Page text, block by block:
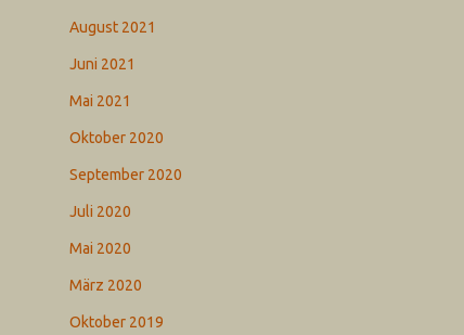
August 2021
Juni 2021
Mai 2021
Oktober 2020
September 2020
Juli 2020
Mai 2020
März 2020
Oktober 2019